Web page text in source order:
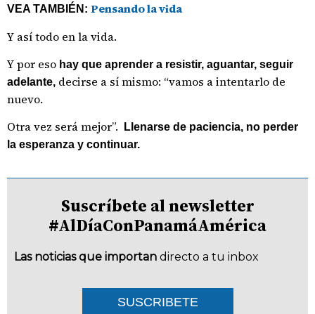
VEA TAMBIÉN: Pensando la vida
Y así todo en la vida.
Y por eso hay que aprender a resistir, aguantar, seguir
adelante, decirse a sí mismo: “vamos a intentarlo de
nuevo.
Otra vez será mejor”.
Llenarse de paciencia, no perder
la esperanza y continuar.
Suscríbete al newsletter
#AlDíaConPanamáAmérica
Las noticias que importan directo a tu inbox
SUSCRIBETE